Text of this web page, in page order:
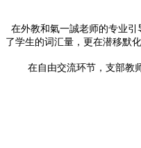
在外教和氣一誠老师的专业
了学生的词汇量，更在潜移默
在自由交流环节，支部教